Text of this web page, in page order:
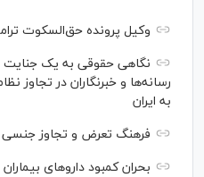
وکیل پرونده حق‌السکوت
نگاهی حقوقی به یک جنایت
رسانه‌ها و خبرنگاران در تجاوز
به ایران
فرهنگ تعرض و تجاوز جنسی
بحران کمبود دارو‌های